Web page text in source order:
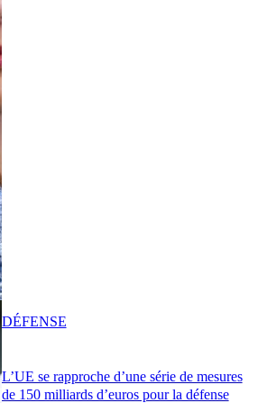
L’UE se rapproche d’une série de mesures
de 150 milliards d’euros pour la défense
DÉFENSE